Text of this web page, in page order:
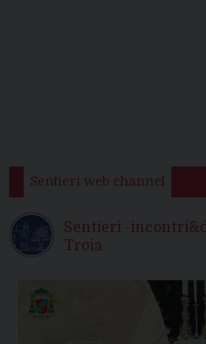
Sentieri web channel
Sentieri -
Troia